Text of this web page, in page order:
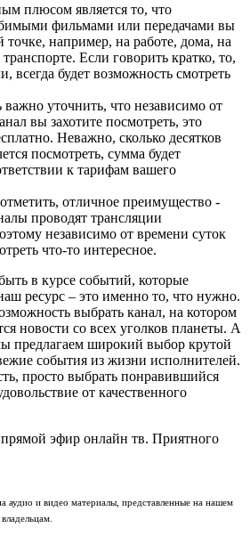
плюсом является то, что
фильмами или передачами вы
точке, например, на работе, дома, на
Если говорить кратко, то,
всегда будет возможность смотреть
уточнить, что независимо от
вы захотите посмотреть, это
Неважно, сколько десятков
посмотреть, сумма будет
к тарифам вашего
отличное преимущество -
проводят трансляции
независимо от времени суток
что-то интересное.
в курсе событий, которые
ресурс – это именно то, что нужно.
выбрать канал, на котором
новости со всех уголков планеты. А
предлагаем широкий выбор крутой
события из жизни исполнителей.
просто выбрать понравившийся
от качественного
эфир онлайн тв. Приятного
аудио и видео материалы, представленные на нашем